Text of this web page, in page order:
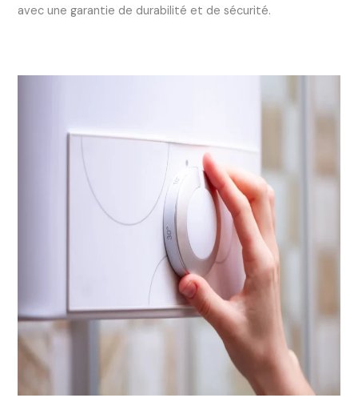
avec une garantie de durabilité et de sécurité.